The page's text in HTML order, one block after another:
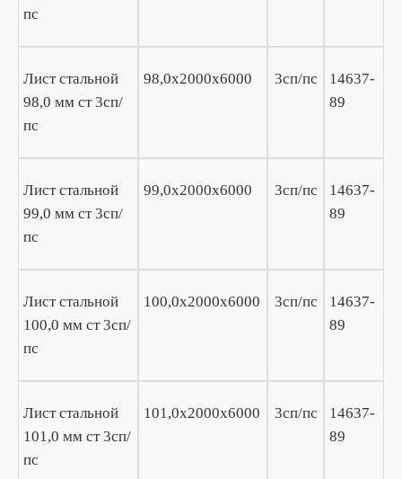
пс
Лист стальной
98,0 мм ст 3сп/
пс
98,0х2000х6000 3сп/пс
14637-
89
Лист стальной
99,0 мм ст 3сп/
пс
99,0х2000х6000 3сп/пс
14637-
89
Лист стальной
100,0 мм ст 3сп/
пс
100,0х2000х6000 3сп/пс
14637-
89
Лист стальной
101,0 мм ст 3сп/
пс
101,0х2000х6000 3сп/пс
14637-
89